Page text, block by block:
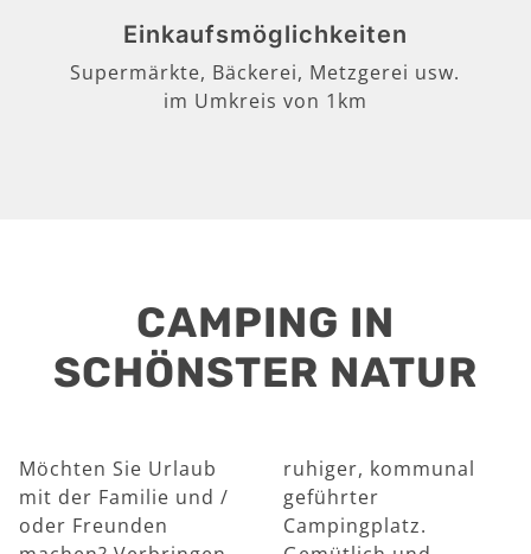
Einkaufsmöglichkeiten
Supermärkte, Bäckerei, Metzgerei usw.
im Umkreis von 1km
CAMPING IN
SCHÖNSTER NATUR
Möchten Sie Urlaub
mit der Familie und /
oder Freunden
ruhiger, kommunal
geführter
Campingplatz.